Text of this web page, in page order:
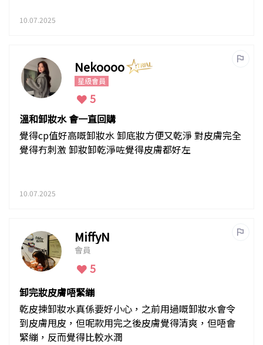
10.07.2025
Nekoooo
星級會員
5
溫和卸妝水 會一直回購
覺得cp值好高嘅卸妝水 卸底妝方便又乾淨 對皮膚完全
覺得冇刺激 卸妝卸乾淨咗覺得皮膚都好左
10.07.2025
MiffyN
會員
5
卸完妝皮膚唔緊繃
乾皮揀卸妝水真係要好小心，之前用過嘅卸妝水會令
到皮膚甩皮，但呢款用完之後皮膚覺得清爽，但唔會
緊繃，反而覺得比較水潤